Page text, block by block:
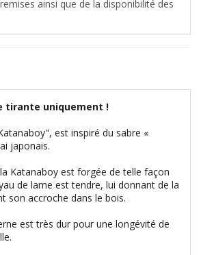
ainsi que de la disponibilité des
tirante uniquement !
est inspiré du sabre «
japonais.
Katanaboy est forgée de telle façon
de lame est tendre, lui donnant de la
son accroche dans le bois.
est très dur pour une longévité de